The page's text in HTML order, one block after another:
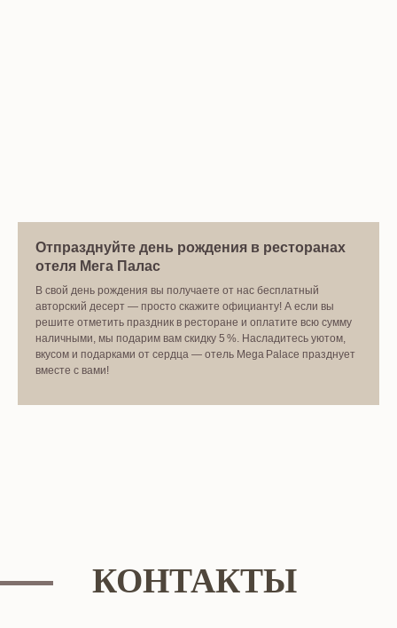
Отпразднуйте день рождения в ресторанах
отеля Мега Палас
В свой день рождения вы получаете от нас бесплатный
авторский десерт — просто скажите официанту! А если вы
решите отметить праздник в ресторане и оплатите всю сумму
наличными, мы подарим вам скидку 5 %. Насладитесь уютом,
вкусом и подарками от сердца — отель Mega Palace празднует
вместе с вами!
КОНТАКТЫ